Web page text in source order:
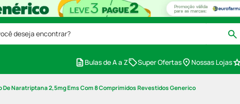
deseja encontrar?
Bulas de A a Z Super Ofertas Nossas Lojas
De Naratriptana 2,5mg Ems Com 8 Comprimidos Revestidos Generico